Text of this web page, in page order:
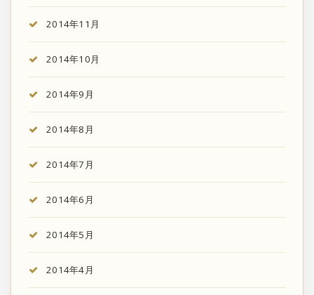
2014年11月
2014年10月
2014年9月
2014年8月
2014年7月
2014年6月
2014年5月
2014年4月